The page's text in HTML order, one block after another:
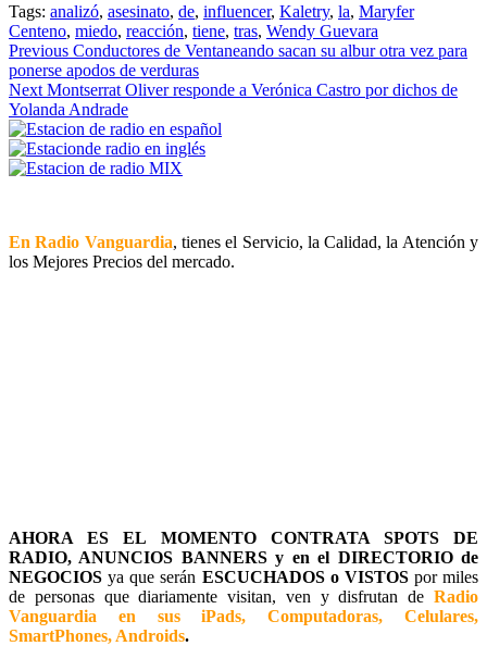
Tags: analizó, asesinato, de, influencer, Kaletry, la, Maryfer
Centeno, miedo, reacción, tiene, tras, Wendy Guevara
Continue
Reading
Previous Conductores de Ventaneando sacan su albur otra vez para
ponerse apodos de verduras
Next Montserrat Oliver responde a Verónica Castro por dichos de
Yolanda Andrade
En Radio Vanguardia, tienes el Servicio, la Calidad, la Atención y
los Mejores Precios del mercado.
AHORA ES EL MOMENTO CONTRATA SPOTS DE
RADIO, ANUNCIOS BANNERS y en el DIRECTORIO de
NEGOCIOSya que serán ESCUCHADOS o VISTOSpor miles
de personas que diariamente visitan, ven y disfrutan de Radio
Vanguardia en sus iPads, Computadoras, Celulares,
SmartPhones, Androids.